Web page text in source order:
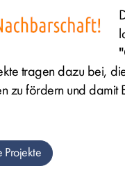
tragen dazu bei,
zu fördern und damit
Projekte